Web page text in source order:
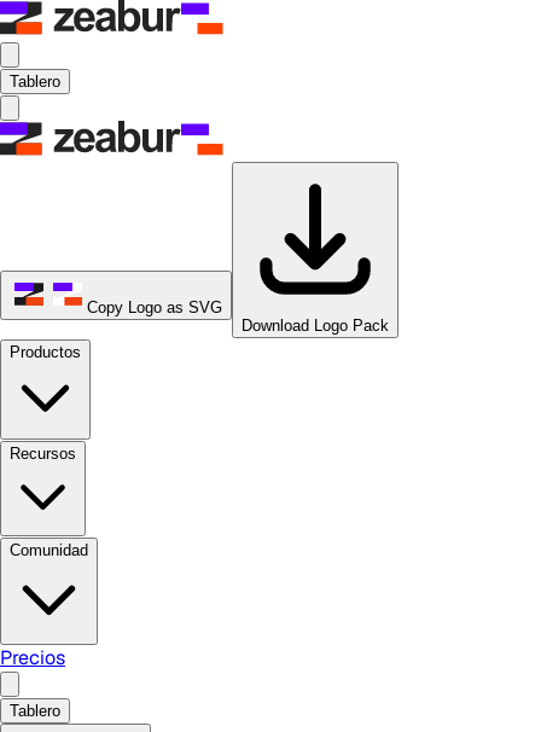
Tablero
Copy Logo as SVG
Download Logo Pack
Productos
Recursos
Comunidad
Precios
Tablero